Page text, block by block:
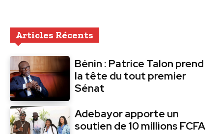
Articles Récents
Bénin : Patrice Talon prend
la tête du tout premier
Sénat
Adebayor apporte un
soutien de 10 millions FCFA